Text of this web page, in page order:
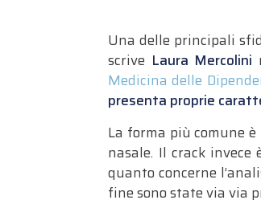
Una delle principali
scrive Laura Mercolini
Medicina delle
presenta proprie
La forma più comune
nasale. Il crack
quanto concerne
fine sono state via via